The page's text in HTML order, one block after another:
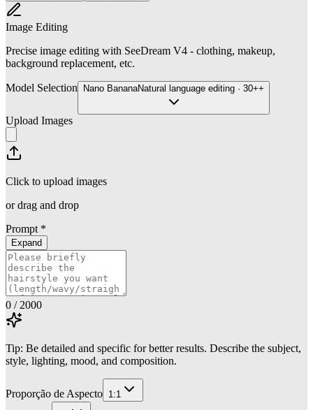
Image Editing
Precise image editing with SeeDream V4 - clothing, makeup,
background replacement, etc.
Model Selection Nano BananaNatural language editing · 30++
Upload Images
Click to upload images
or drag and drop
Prompt *
Expand
0 / 2000
Tip: Be detailed and specific for better results. Describe the subject,
style, lighting, mood, and composition.
Proporção de Aspecto 1:1